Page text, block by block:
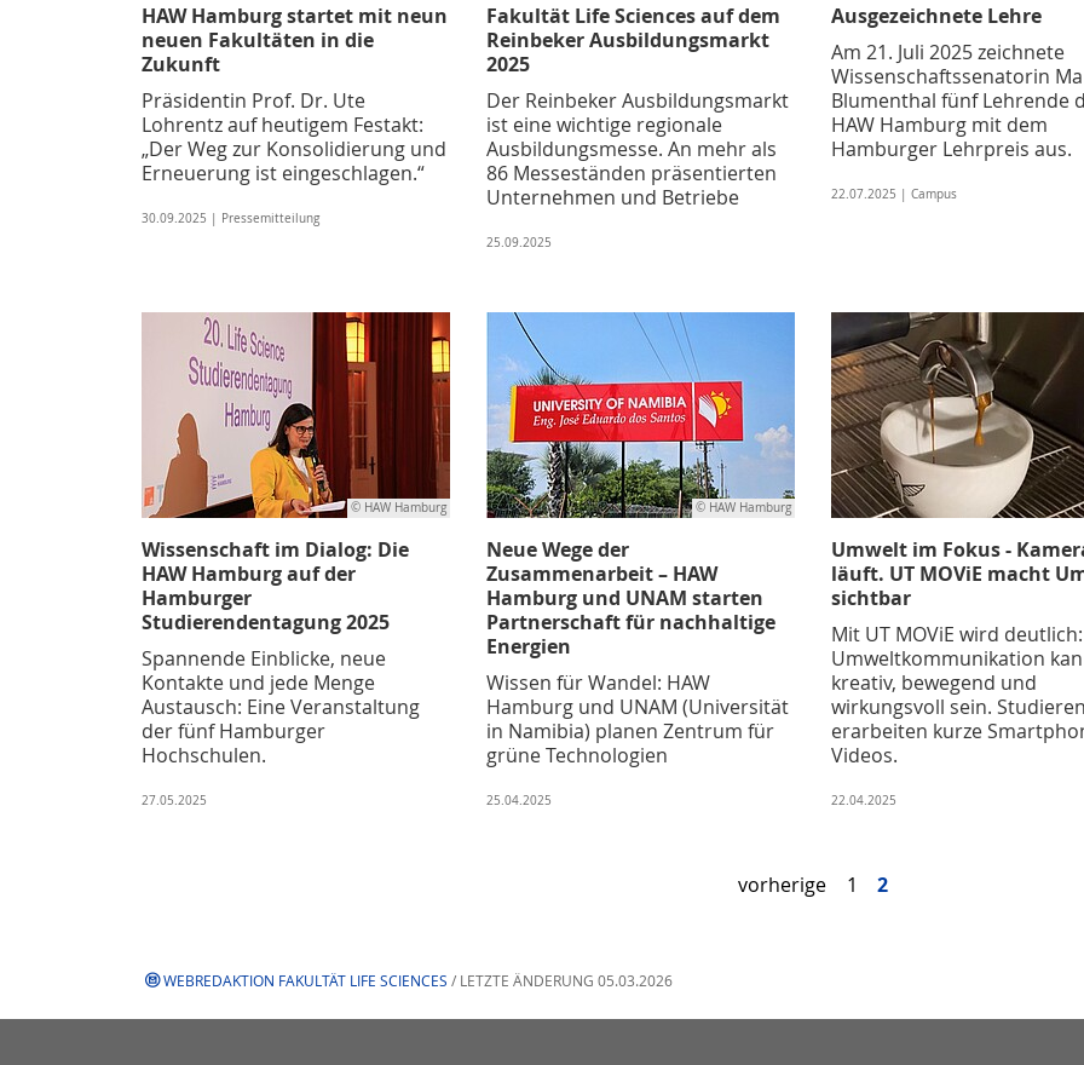
HAW Hamburg startet mit neun
neuen Fakultäten in die
Zukunft
Präsidentin Prof. Dr. Ute
Lohrentz auf heutigem Festakt:
„Der Weg zur Konsolidierung und
Erneuerung ist eingeschlagen.“
30.09.2025 | Pressemitteilung
Fakultät Life Sciences auf dem
Reinbeker Ausbildungsmarkt
2025
Der Reinbeker Ausbildungsmarkt
ist eine wichtige regionale
Ausbildungs­messe. An mehr als
86 Messeständen präsentierten
Unternehmen und Betriebe
25.09.2025
Ausgezeichnete Lehre
Am 21. Juli 2025 zeichnete
Wissenschaftssenatorin
Blumenthal fünf Lehrende
HAW Hamburg mit dem
Hamburger Lehrpreis aus.
22.07.2025 | Campus
© HAW Hamburg
Wissenschaft im Dialog: Die
HAW Hamburg auf der
Hamburger
Studierendentagung 2025
Spannende Einblicke, neue
Kontakte und jede Menge
Austausch: Eine Veranstaltung
der fünf Hamburger
Hochschulen.
27.05.2025
© HAW Hamburg
Neue Wege der
Zusammenarbeit – HAW
Hamburg und UNAM starten
Partnerschaft für nachhaltige
Energien
Wissen für Wandel: HAW
Hamburg und UNAM (Universität
in Namibia) planen Zentrum für
grüne Technologien
25.04.2025
Umwelt im Fokus -
läuft. UT MOViE macht
sichtbar
Mit UT MOViE wird deutlich:
Umweltkommunikation
kreativ, bewegend und
wirkungsvoll sein.
erarbeiten kurze
Videos.
22.04.2025
vorherige 1 2
WEBREDAKTION FAKULTÄT LIFE SCIENCES / LETZTE ÄNDERUNG 05.03.2026